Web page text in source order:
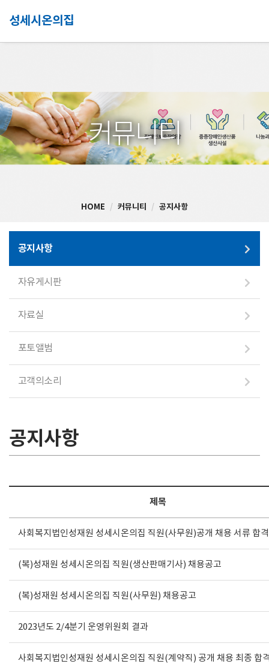
성세시온의집
커뮤니티
HOME 커뮤니티 공지사항
공지사항
자유게시판
자료실
포토앨범
고객의소리
공지사항
제목
사회복지법인성재원 성세시온의집 직원(사무원)공개 채용 서류 합
(복)성재원 성세시온의집 직원(생산판매기사) 채용공고
(복)성재원 성세시온의집 직원(사무원) 채용공고
2023년도 2/4분기 운영위원회 결과
사회복지법인성재원 성세시온의집 직원(계약직) 공개 채용 최종 합